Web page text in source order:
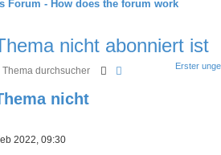
Forum - How does the forum work
nicht abonniert ist
SucheErweiterte Suche
Erster
nicht
2022, 09:30